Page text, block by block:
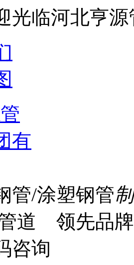
光临河北亨
管/涂塑钢管
道 领先品
咨询